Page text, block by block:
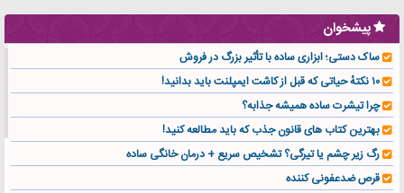
پیشخوان
ساک دستی؛ ابزاری ساده با تأثیر بزرگ در فروش
۱۰ نکتهٔ حیاتی که قبل از کاشت ایمپلنت باید بدانید!
چرا تیشرت ساده همیشه جذابه؟
بهترین کتاب های قانون جذب که باید مطالعه کنید!
رگ زیر چشم یا تیرگی؟ تشخیص سریع + درمان خانگی ساده
قرص ضدعفونی کننده